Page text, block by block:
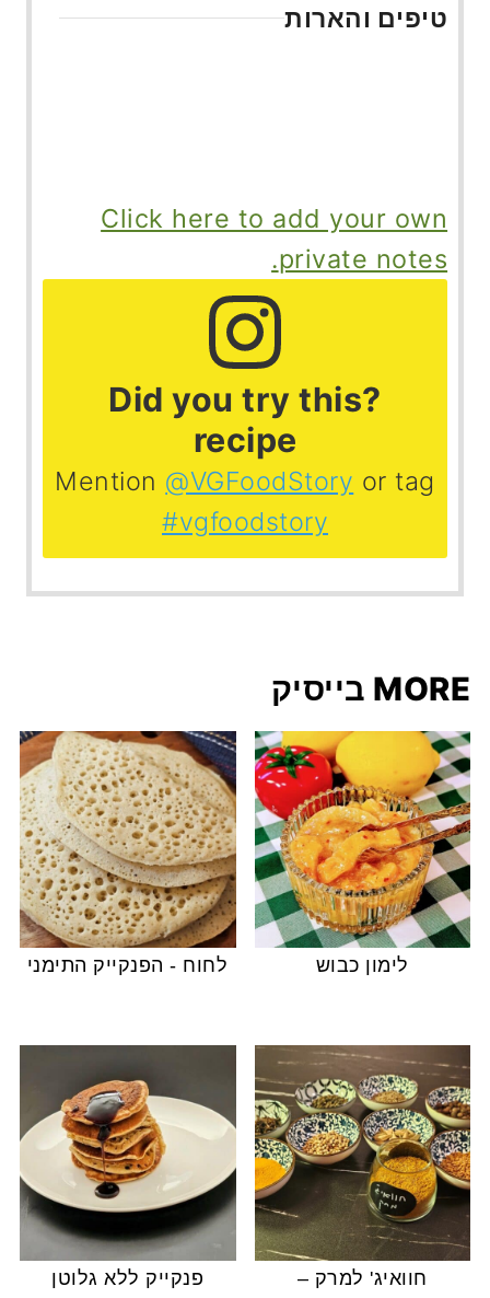
טיפים והארות
Click here to add your own
private notes.
?Did you try this
recipe
Mention @VGFoodStory or tag
#vgfoodstory
MORE בייסיק
לימון כבוש לחוח - הפנקייק התימני
חוואיג' למרק –
פנקייק ללא גלוטן